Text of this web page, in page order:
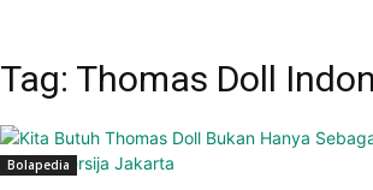
Tag: Thomas Doll
Bolapedia